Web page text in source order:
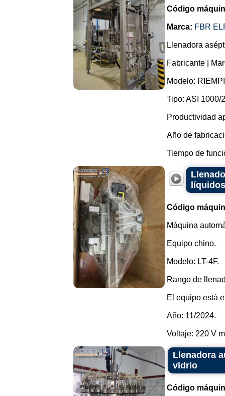
Código
Marca: FBR
Llenadora
Fabricante |
Modelo:
Tipo: ASI 1000/
Productividad
Año de
Tiempo de
Código
Máquina
Equipo chino.
Modelo: LT-4F.
Rango de
El equipo está
Año: 11/2024.
Voltaje: 220 V
Llenadora
vidrio
Código